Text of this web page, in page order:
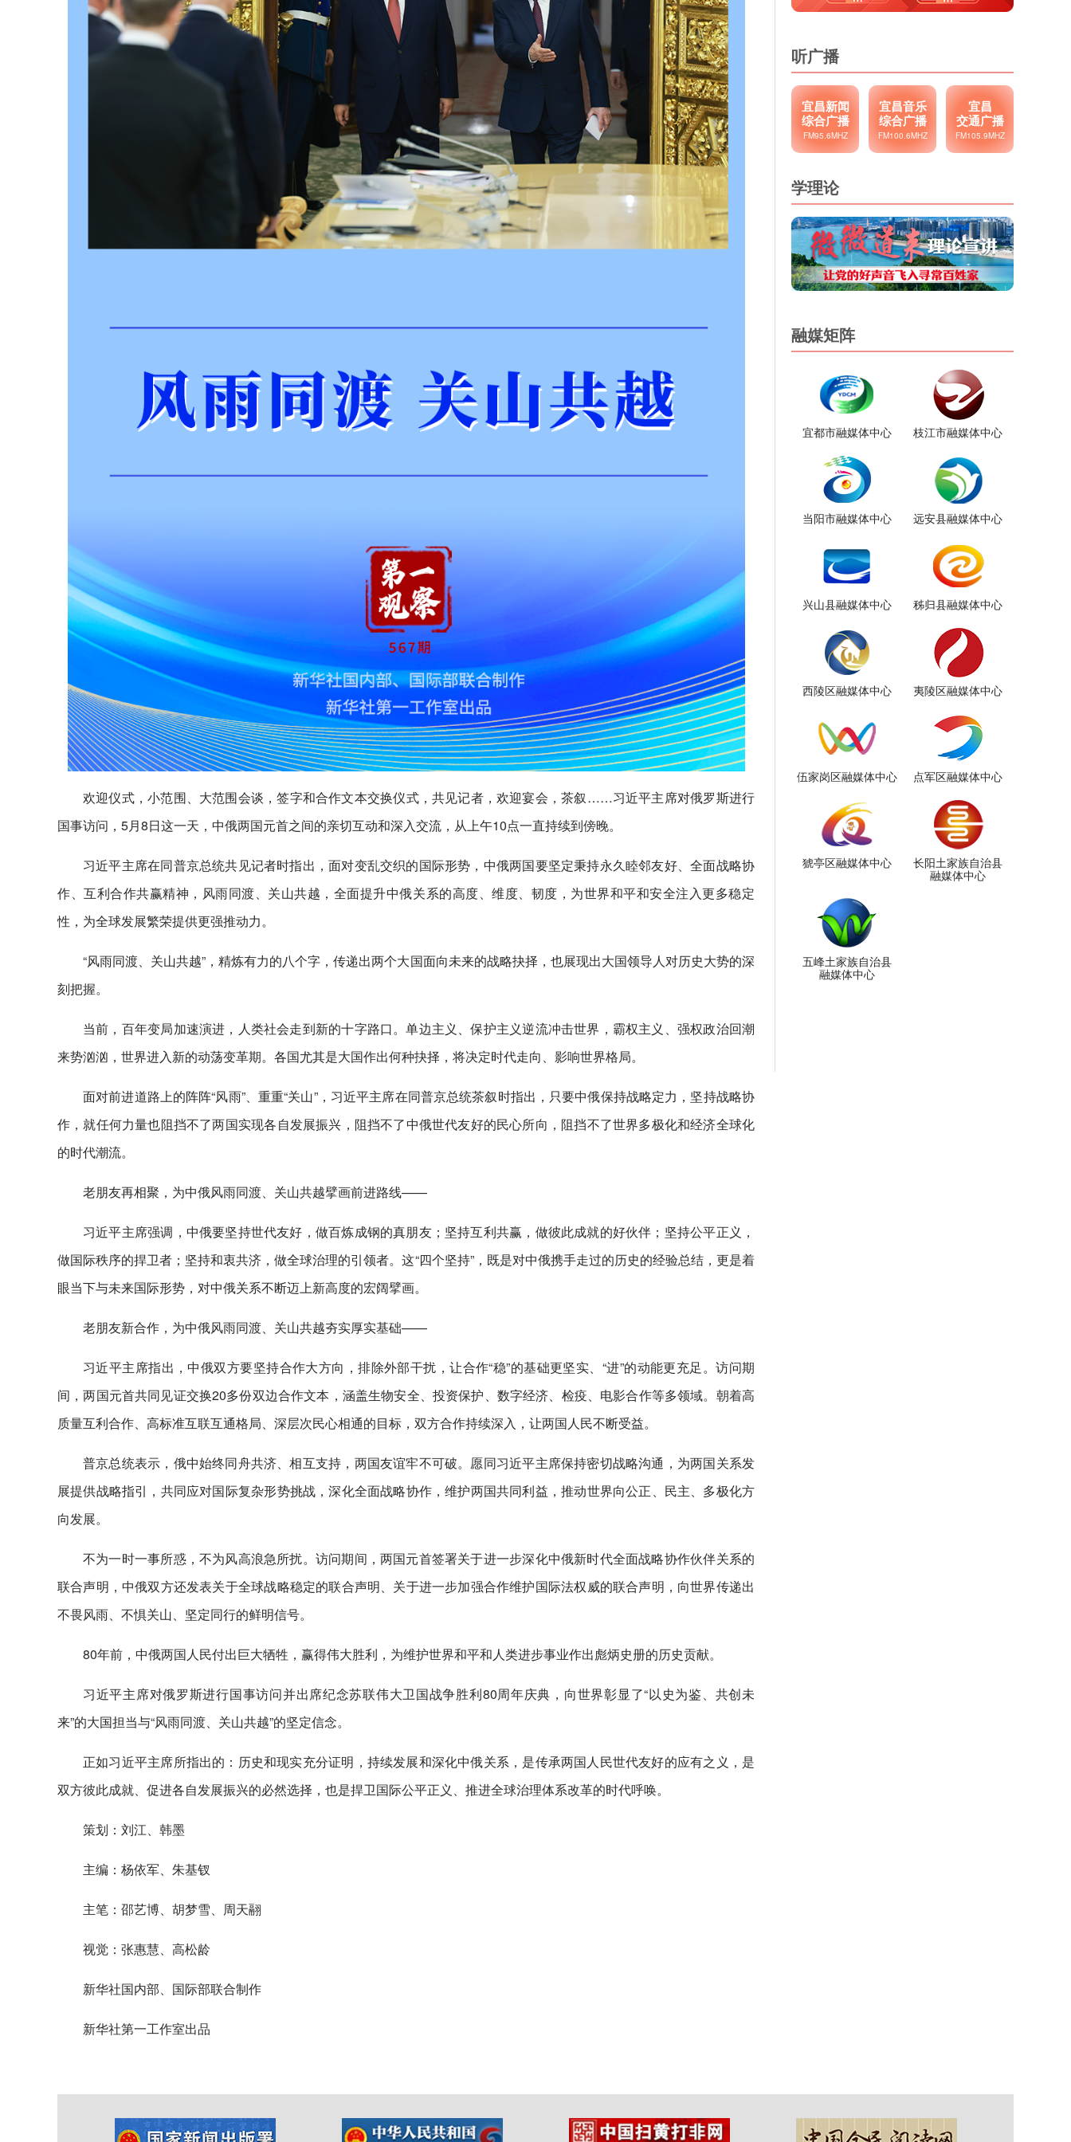
欢迎仪式，小范围、大范围会谈，签字和合作文本交换仪式，共见记者，欢迎宴会，茶叙……习近平主席对俄罗斯进行
国事访问，5月8日这一天，中俄两国元首之间的亲切互动和深入交流，从上午10点一直持续到傍晚。
习近平主席在同普京总统共见记者时指出，面对变乱交织的国际形势，中俄两国要坚定秉持永久睦邻友好、全面战略协
作、互利合作共赢精神，风雨同渡、关山共越，全面提升中俄关系的高度、维度、韧度，为世界和平和安全注入更多稳定
性，为全球发展繁荣提供更强推动力。
“风雨同渡、关山共越”，精炼有力的八个字，传递出两个大国面向未来的战略抉择，也展现出大国领导人对历史大势的深
刻把握。
当前，百年变局加速演进，人类社会走到新的十字路口。单边主义、保护主义逆流冲击世界，霸权主义、强权政治回潮
来势汹汹，世界进入新的动荡变革期。各国尤其是大国作出何种抉择，将决定时代走向、影响世界格局。
面对前进道路上的阵阵“风雨”、重重“关山”，习近平主席在同普京总统茶叙时指出，只要中俄保持战略定力，坚持战略协
作，就任何力量也阻挡不了两国实现各自发展振兴，阻挡不了中俄世代友好的民心所向，阻挡不了世界多极化和经济全球化
的时代潮流。
老朋友再相聚，为中俄风雨同渡、关山共越擘画前进路线——
习近平主席强调，中俄要坚持世代友好，做百炼成钢的真朋友；坚持互利共赢，做彼此成就的好伙伴；坚持公平正义，
做国际秩序的捍卫者；坚持和衷共济，做全球治理的引领者。这“四个坚持”，既是对中俄携手走过的历史的经验总结，更是着
眼当下与未来国际形势，对中俄关系不断迈上新高度的宏阔擘画。
老朋友新合作，为中俄风雨同渡、关山共越夯实厚实基础——
习近平主席指出，中俄双方要坚持合作大方向，排除外部干扰，让合作“稳”的基础更坚实、“进”的动能更充足。访问期
间，两国元首共同见证交换20多份双边合作文本，涵盖生物安全、投资保护、数字经济、检疫、电影合作等多领域。朝着高
质量互利合作、高标准互联互通格局、深层次民心相通的目标，双方合作持续深入，让两国人民不断受益。
普京总统表示，俄中始终同舟共济、相互支持，两国友谊牢不可破。愿同习近平主席保持密切战略沟通，为两国关系发
展提供战略指引，共同应对国际复杂形势挑战，深化全面战略协作，维护两国共同利益，推动世界向公正、民主、多极化方
向发展。
不为一时一事所惑，不为风高浪急所扰。访问期间，两国元首签署关于进一步深化中俄新时代全面战略协作伙伴关系的
联合声明，中俄双方还发表关于全球战略稳定的联合声明、关于进一步加强合作维护国际法权威的联合声明，向世界传递出
不畏风雨、不惧关山、坚定同行的鲜明信号。
80年前，中俄两国人民付出巨大牺牲，赢得伟大胜利，为维护世界和平和人类进步事业作出彪炳史册的历史贡献。
习近平主席对俄罗斯进行国事访问并出席纪念苏联伟大卫国战争胜利80周年庆典，向世界彰显了“以史为鉴、共创未
来”的大国担当与“风雨同渡、关山共越”的坚定信念。
正如习近平主席所指出的：历史和现实充分证明，持续发展和深化中俄关系，是传承两国人民世代友好的应有之义，是
双方彼此成就、促进各自发展振兴的必然选择，也是捍卫国际公平正义、推进全球治理体系改革的时代呼唤。
策划：刘江、韩墨
主编：杨依军、朱基钗
主笔：邵艺博、胡梦雪、周天翮
视觉：张惠慧、高松龄
新华社国内部、国际部联合制作
新华社第一工作室出品
听广播
宜昌新闻
综合广播
FM95.6MHZ
宜昌音乐
综合广播
FM100.6MHZ
宜昌
交通广播
FM105.9MHZ
学理论
融媒矩阵
宜都市融媒体中心 枝江市融媒体中心
当阳市融媒体中心 远安县融媒体中心
兴山县融媒体中心 秭归县融媒体中心
西陵区融媒体中心 夷陵区融媒体中心
伍家岗区融媒体中心 点军区融媒体中心
猇亭区融媒体中心
长阳土家族自治县
融媒体中心
五峰土家族自治县
融媒体中心